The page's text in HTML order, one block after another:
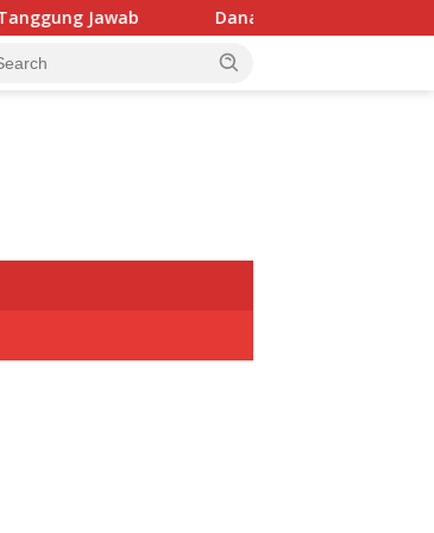
Dana Media Belum Terbayarkan, Kadis